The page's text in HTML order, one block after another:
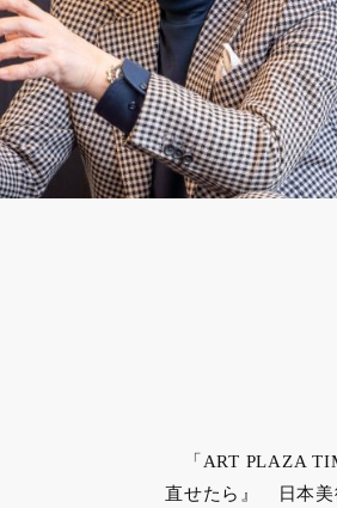
「ART PLAZA
直せたら』 日本美